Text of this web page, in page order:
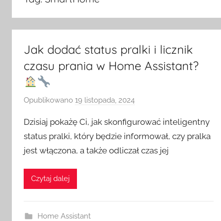
Jak dodać status pralki i licznik
czasu prania w Home Assistant?
Opublikowano 19 listopada, 2024
z
e
z
Dzisiaj pokażę Ci, jak skonfigurować inteligentny
status pralki, który będzie informował, czy pralka
jest włączona, a także odliczał czas jej
Czytaj dalej
Home Assistant